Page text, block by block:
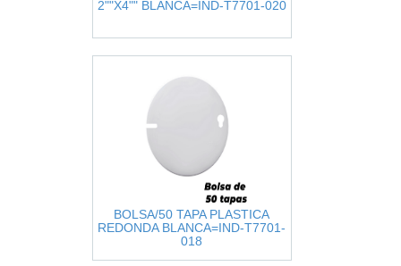
2""X4"" BLANCA=IND-T7701-020
BOLSA/50 TAPA PLASTICA
REDONDA BLANCA=IND-T7701-
018